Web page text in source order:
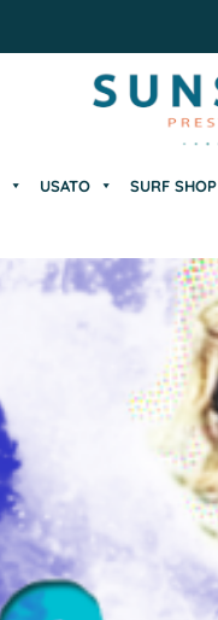
USATO SURF SHOP